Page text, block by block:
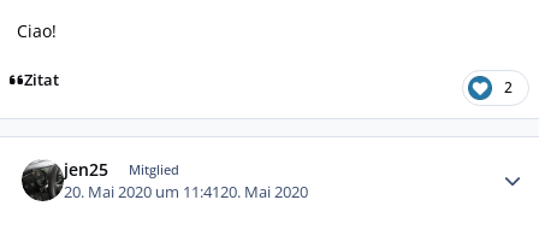
Ciao!
Zitat 2
jen25 Mitglied
20. Mai 2020 um 11:4120. Mai 2020